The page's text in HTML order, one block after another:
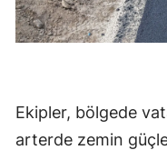
Ekipler, bölgede
arterde zemin